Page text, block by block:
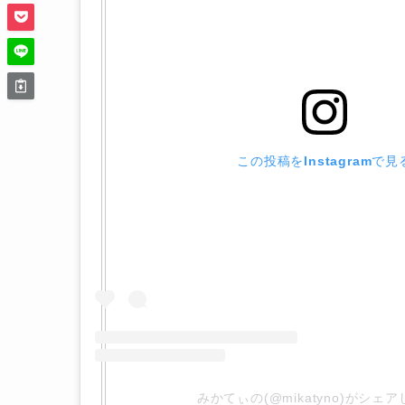
この投稿をInstagramで見
みかてぃの(@mikatyno)がシェア